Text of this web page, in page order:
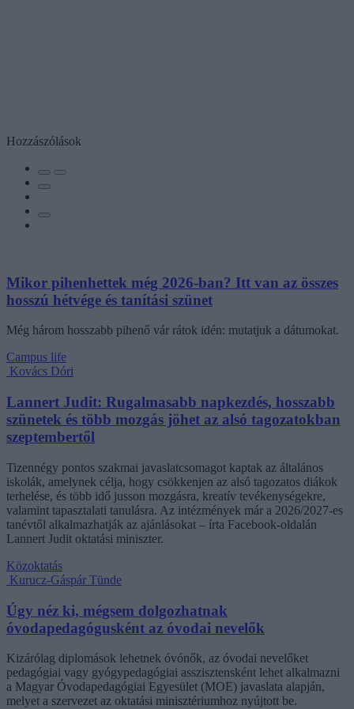
Hozzászólások
Mikor pihenhettek még 2026-ban? Itt van az összes
hosszú hétvége és tanítási szünet
Még három hosszabb pihenő vár rátok idén: mutatjuk a dátumokat.
Campus life
Kovács Dóri
Lannert Judit: Rugalmasabb napkezdés, hosszabb
szünetek és több mozgás jöhet az alsó tagozatokban
szeptembertől
Tizennégy pontos szakmai javaslatcsomagot kaptak az általános
iskolák, amelynek célja, hogy csökkenjen az alsó tagozatos diákok
terhelése, és több idő jusson mozgásra, kreatív tevékenységekre,
valamint tapasztalati tanulásra. Az intézmények már a 2026/2027-es
tanévtől alkalmazhatják az ajánlásokat – írta Facebook-oldalán
Lannert Judit oktatási miniszter.
Közoktatás
Kurucz-Gáspár Tünde
Úgy néz ki, mégsem dolgozhatnak
óvodapedagógusként az óvodai nevelők
Kizárólag diplomások lehetnek óvónők, az óvodai nevelőket
pedagógiai vagy gyógypedagógiai asszisztensként lehet alkalmazni
a Magyar Óvodapedagógiai Egyesület (MOE) javaslata alapján,
melyet a szervezet az oktatási minisztériumhoz nyújtott be.